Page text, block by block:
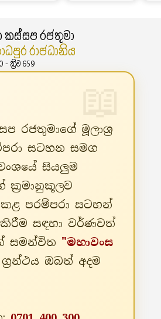
කස්සප රජතුමා
රාජධානිය
- ක්‍රිව 659
රජතුමාගේ මූලාශ්‍ර
සටහන සමග
සියලුම
ක්‍රමානුකූලව
පරම්පරා සටහන්
සඳහා වර්ණවත්
සමන්විත "මහාවංස
ග්‍රන්ථය ඔබත් අදම